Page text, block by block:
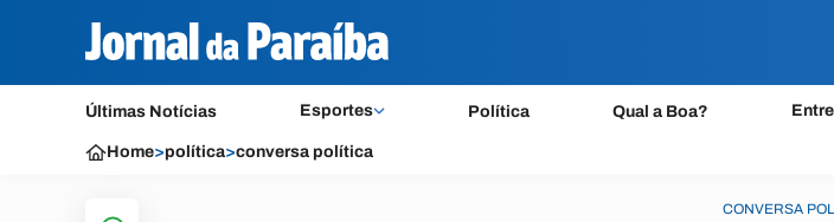
Últimas Notícias Esportes Política Qual a Boa?
Home>política>conversa política
CONVERSA